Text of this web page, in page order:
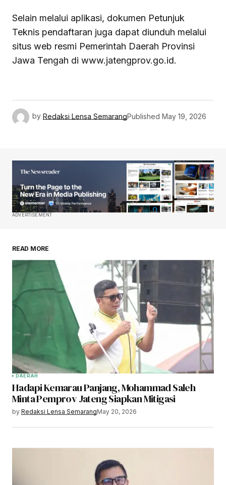
Selain melalui aplikasi, dokumen Petunjuk
Teknis pendaftaran juga dapat diunduh melalui
situs web resmi Pemerintah Daerah Provinsi
Jawa Tengah di www.jatengprov.go.id.
by Redaksi Lensa SemarangPublished May 19, 2026
ADVERTISEMENT
READ MORE
DAERAH
Hadapi Kemarau Panjang, Mohammad Saleh
Minta Pemprov Jateng Siapkan Mitigasi
by Redaksi Lensa SemarangMay 20, 2026